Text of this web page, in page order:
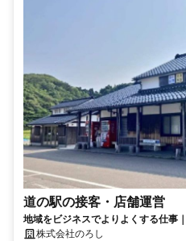
道の駅の接客・店舗運営
地域をビジネスでよりよくする仕事
株式会社のろし